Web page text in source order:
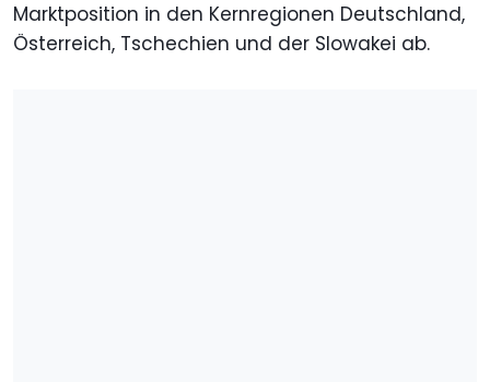
Marktposition in den Kernregionen Deutschland,
Österreich, Tschechien und der Slowakei ab.